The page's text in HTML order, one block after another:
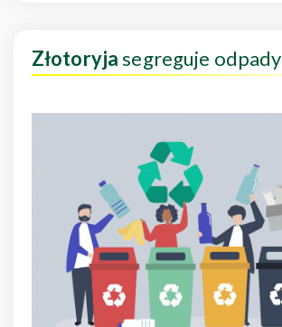
Złotoryjasegreguje odpady